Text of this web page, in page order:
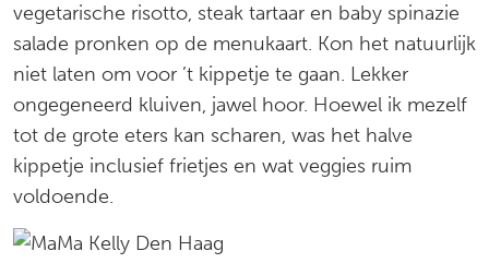
vegetarische risotto, steak tartaar en baby spinazie
salade pronken op de menukaart. Kon het natuurlijk
niet laten om voor ’t kippetje te gaan. Lekker
ongegeneerd kluiven, jawel hoor. Hoewel ik mezelf
tot de grote eters kan scharen, was het halve
kippetje inclusief frietjes en wat veggies ruim
voldoende.